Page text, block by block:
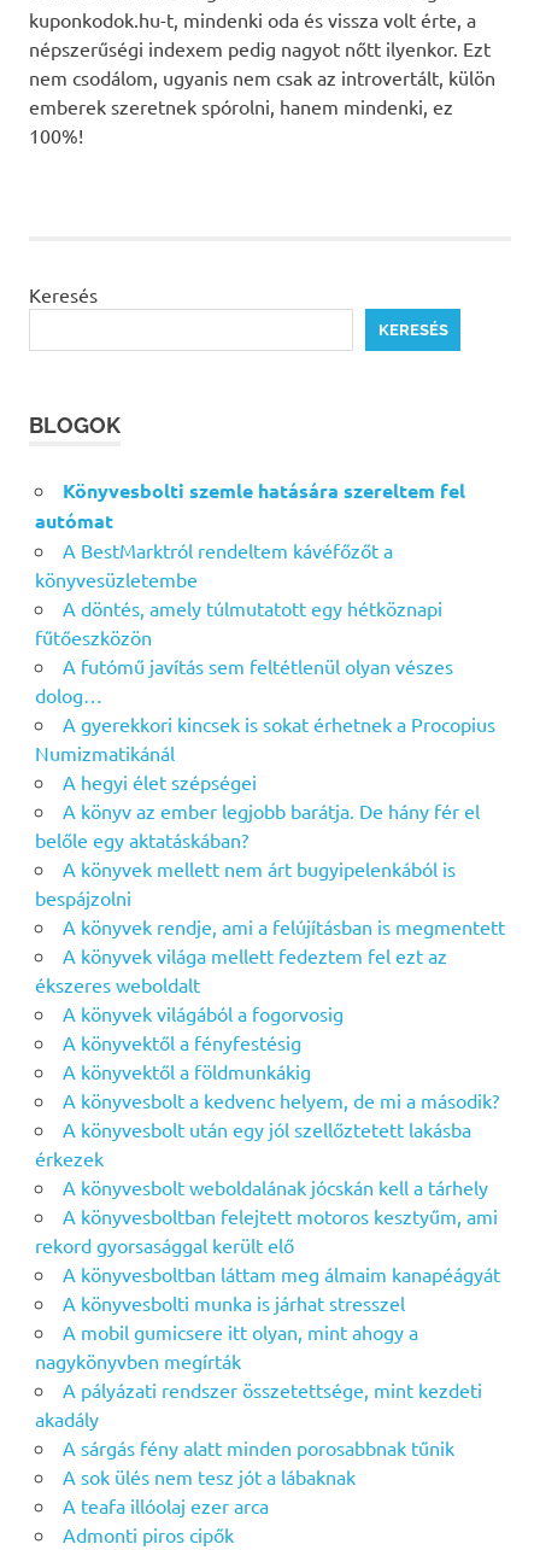
kuponkodok.hu-t, mindenki oda és vissza volt érte, a
népszerűségi indexem pedig nagyot nőtt ilyenkor. Ezt
nem csodálom, ugyanis nem csak az introvertált, külön
emberek szeretnek spórolni, hanem mindenki, ez
100%!
Keresés
KERESÉS
BLOGOK
Könyvesbolti szemle hatására szereltem fel
autómat
A BestMarktról rendeltem kávéfőzőt a
könyvesüzletembe
A döntés, amely túlmutatott egy hétköznapi
fűtőeszközön
A futómű javítás sem feltétlenül olyan vészes
dolog…
A gyerekkori kincsek is sokat érhetnek a Procopius
Numizmatikánál
A hegyi élet szépségei
A könyv az ember legjobb barátja. De hány fér el
belőle egy aktatáskában?
A könyvek mellett nem árt bugyipelenkából is
bespájzolni
A könyvek rendje, ami a felújításban is megmentett
A könyvek világa mellett fedeztem fel ezt az
ékszeres weboldalt
A könyvek világából a fogorvosig
A könyvektől a fényfestésig
A könyvektől a földmunkákig
A könyvesbolt a kedvenc helyem, de mi a második?
A könyvesbolt után egy jól szellőztetett lakásba
érkezek
A könyvesbolt weboldalának jócskán kell a tárhely
A könyvesboltban felejtett motoros kesztyűm, ami
rekord gyorsasággal került elő
A könyvesboltban láttam meg álmaim kanapéágyát
A könyvesbolti munka is járhat stresszel
A mobil gumicsere itt olyan, mint ahogy a
nagykönyvben megírták
A pályázati rendszer összetettsége, mint kezdeti
akadály
A sárgás fény alatt minden porosabbnak tűnik
A sok ülés nem tesz jót a lábaknak
A teafa illóolaj ezer arca
Admonti piros cipők